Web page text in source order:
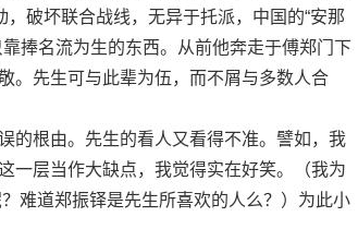
破坏联合战线，无异于托派，中国的“安那
捧名流为生的东西。从前他奔走于傅郑门下
。先生可与此辈为伍，而不屑与多数人合
根由。先生的看人又看得不准。譬如，我
一层当作大缺点，我觉得实在好笑。（我为
难道郑振铎是先生所喜欢的人么？）为此小